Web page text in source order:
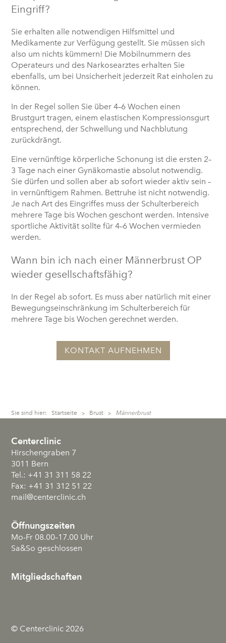
Eingriff?
Sie erhalten alle notwendigen Hilfsmittel und
Medikamente zur Verfügung gestellt. Sie müssen sich
also um nichts kümmern! Die Mobilnummern des
Operateurs und des Narkosearztes erhalten Sie
ebenfalls, um bei Unsicherheit jederzeit Rat einholen zu
können.
In der Regel sollen Sie über 4–6 Wochen einen
Brustgurt tragen, einem elastischen Kompressionsgurt
entsprechend, der Schwellung und Nachblutung
zurückdrängt.
Eine vernünftige körperliche Schonung ist die ersten 2–
3 Tage nach einer Gynäkomastie absolut notwendig.
Sie dürfen und sollen aber ab sofort wieder aktiv sein –
in vernünftigem Rahmen. Bettruhe ist nicht notwendig.
Je nach Art des Eingriffes muss der Schulterbereich
mehrere Tage bis Wochen geschont werden. Intensive
sportliche Aktivität sollte für 4–6 Wochen vermieden
werden.
Wann bin ich nach einer Männerbrust OP
wieder gesellschaftsfähig?
In der Regel ab sofort. Es muss aber natürlich mit einer
Bewegungseinschränkung im Schulterbereich für
mehrere Tage bis Wochen gerechnet werden.
KONTAKT AUFNEHMEN
Sie sind hier: Startseite > Brust > Männerbrust
Centerclinic
Hirschengraben 7
3011 Bern
Tel.: +41 31 311 58 22
Fax: +41 31 312 51 22
mail@centerclinic.ch
Öffnungszeiten
Mo-Fr 08.00–17.00 Uhr
Sa&So geschlossen
Mitgliedschaften
© Centerclinic 2026